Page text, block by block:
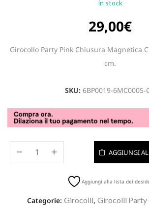
in stock
29,00€
Girocollo Party Pink Chiusura Magnetica
cm.
SKU: 6BP0019-6MC0005-
AGGIUNGI
Aggiungi alla lista dei
Categorie: Girocolli, Girocolli Party